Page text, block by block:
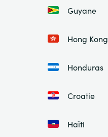
Guyane
Hong Kong
Honduras
Croatie
Haïti